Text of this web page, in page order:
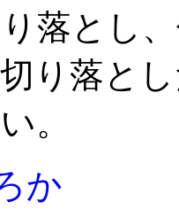
落とし
り落と
。
か